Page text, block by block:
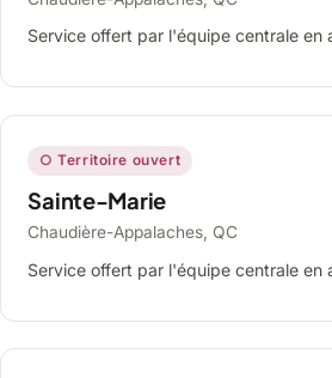
Service offert par l'équipe centrale en
○ Territoire ouvert
Sainte-Marie
Chaudière-Appalaches, QC
Service offert par l'équipe centrale en